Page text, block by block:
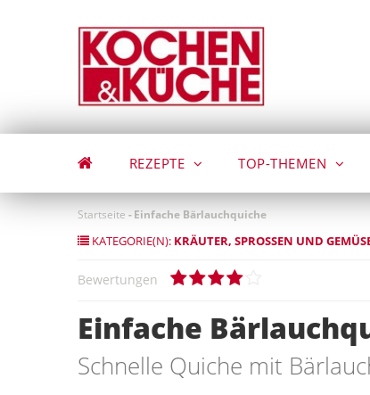
REZEPTE TOP-THEMEN
Startseite -Einfache Bärlauchquiche
KATEGORIE(N): KRÄUTER, SPROSSEN UND
Bewertungen
Einfache
Schnelle Quiche mit